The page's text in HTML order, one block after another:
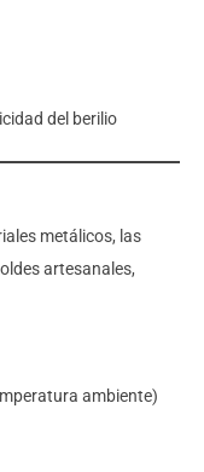
del berilio
metálicos, las
artesanales,
ambiente)